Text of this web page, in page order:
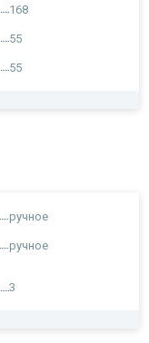
168
55
55
ручное
ручное
3